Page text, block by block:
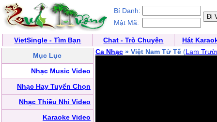
Bí Danh:
Mật Mã:
VietSingle - Tìm Bạn Chat - Trò Chuyện
Hát
Mục Lục
Nhạc Music Video
Nhạc Hay Tuyển Chọn
Nhạc Thiếu Nhi Video
Karaoke Video
Ca Nhạc » Việt Nam Tử Tế (Lam